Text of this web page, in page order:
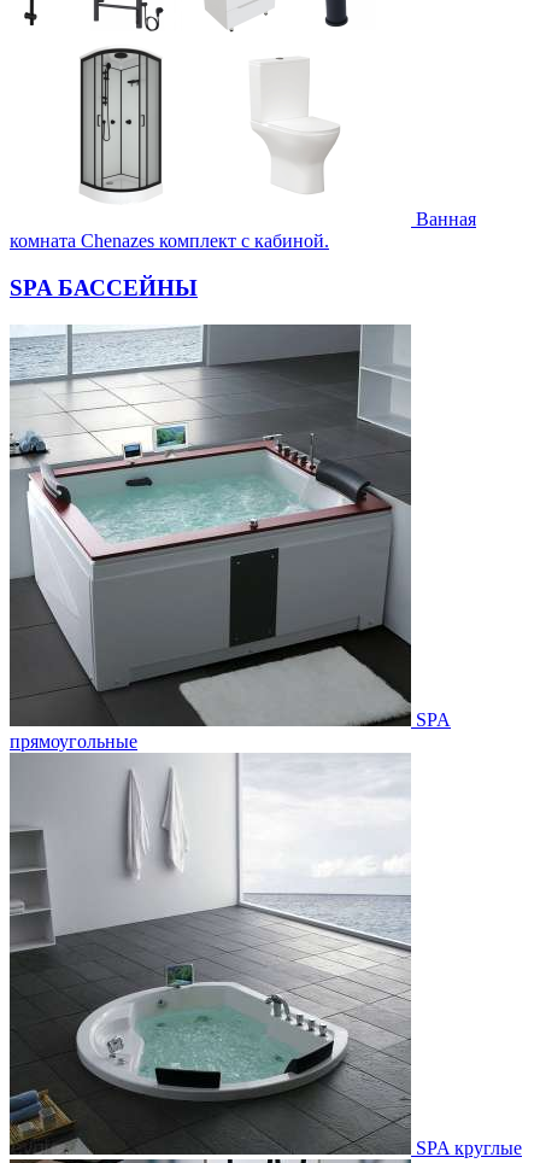
Ванная
комната Chenazes комплект с кабиной.
SPA БАССЕЙНЫ
SPA
прямоугольные
SPA круглые